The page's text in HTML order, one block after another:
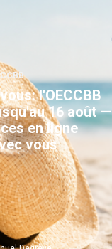
l'OECCBB
16 août —
en ligne
vous